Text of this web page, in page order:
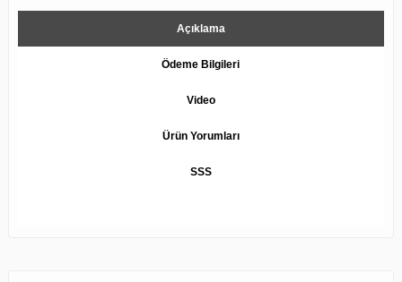
Açıklama
Ödeme Bilgileri
Video
Ürün Yorumları
SSS